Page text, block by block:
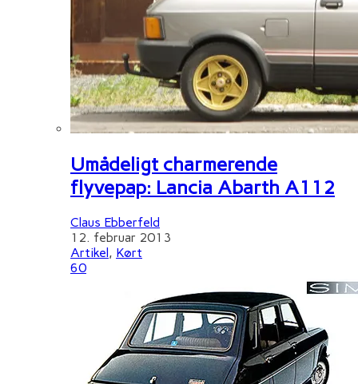
Umådeligt charmerende
flyvepap: Lancia Abarth A112
Claus Ebberfeld
12. februar 2013
Artikel, Kørt
60